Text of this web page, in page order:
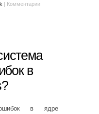
| Комментарии
в
в ядре